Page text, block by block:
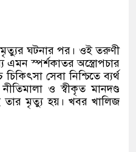
ঘটনার পর। ওই তরুণী
এমন স্পর্শকাতর অস্ত্রোপচার
সেবা নিশ্চিতে ব্যর্থ
ও স্বীকৃত মানদণ্ড
মৃত্যু হয়। খবর খালিজ